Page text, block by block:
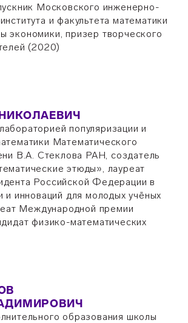
Московского инженерно-
и факультета математики
экономики, призер творческого
(2020)
популяризации и
Математического
В.А. Стеклова РАН, создатель
этюды», лауреат
Российской Федерации в
и инноваций для молодых учёных
Международной премии
физико-математических
образования школы